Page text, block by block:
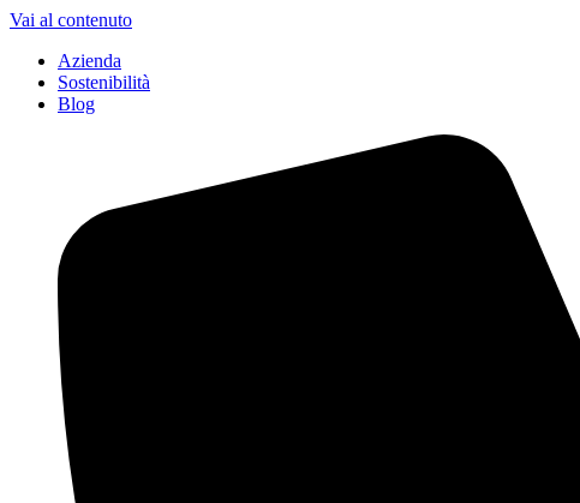
Vai al contenuto
Azienda
Sostenibilità
Blog